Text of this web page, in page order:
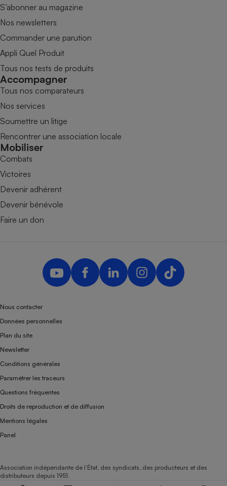
S’abonner au magazine
Nos newsletters
Commander une parution
Appli Quel Produit
Tous nos tests de produits
Accompagner
Tous nos comparateurs
Nos services
Soumettre un litige
Rencontrer une association locale
Mobiliser
Combats
Victoires
Devenir adhérent
Devenir bénévole
Faire un don
Nous contacter
Données personnelles
Plan du site
Newsletter
Conditions générales
Paramétrer les traceurs
Questions fréquentes
Droits de reproduction et de diffusion
Mentions légales
Panel
Association indépendante de l’État, des syndicats, des producteurs et des
distributeurs depuis 1951.